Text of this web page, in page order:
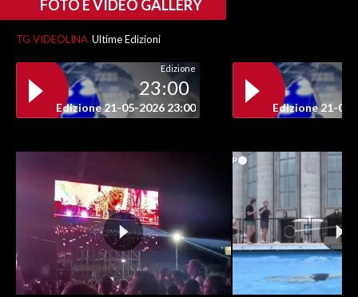
FOTO E VIDEO GALLERY
TG VIDEOLINA Ultime Edizioni
Edizione
23:00
Edizione 21-05-2026 23:00 Edizione 21-05-